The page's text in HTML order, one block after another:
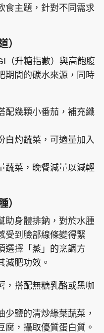
得轉載
食主題，針對不同需求
）
（升糖指數）與高飽腹
期間的碳水來源，同時
配幾顆小番茄，補充纖
白灼蔬菜，可適量加入
蔬菜，晚餐減量以減輕
）
助身體排鈉，對於水腫
受到臉部線條變得緊
選擇「蒸」的烹調方
減肥功效。
，搭配無糖乳酪或黑咖
少鹽的清炒綠葉蔬菜，
腐，攝取優質蛋白質。